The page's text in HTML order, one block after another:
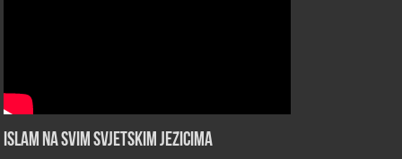
Islam na svim svjetskim jezicima